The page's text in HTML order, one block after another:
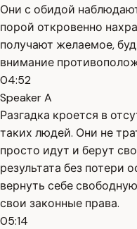
Они с обидой
порой откровенно
получают желаемое,
внимание
04:52
Speaker A
Разгадка кроется в
таких людей. Они не
просто идут и берут
результата без потери
вернуть себе
свои законные права.
05:14